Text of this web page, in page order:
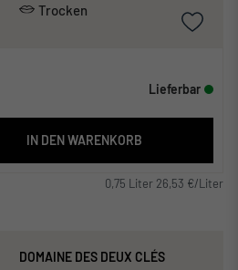
Trocken
Lieferbar
IN DEN WARENKORB
0,75 Liter 26,53 €/Liter
DOMAINE DES DEUX CLÉS